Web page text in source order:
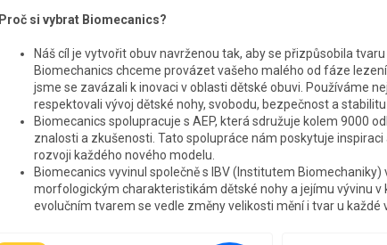
Proč si vybrat Biomecanics?
Náš cíl je vytvořit obuv navrženou tak, aby se přizpůsobila
Biomechanics chceme provázet vašeho malého od fáze
jsme se zavázali k inovaci v oblasti dětské obuvi. Používáme
respektovali vývoj dětské nohy, svobodu, bezpečnost a
Biomecanics spolupracuje s AEP, která sdružuje kolem 9000
znalosti a zkušenosti. Tato spolupráce nám poskytuje
rozvoji každého nového modelu.
Biomecanics vyvinul společně s IBV (Institutem
morfologickým charakteristikám dětské nohy a jejímu vývinu v
evolučním tvarem se vedle změny velikosti mění i tvar u každé